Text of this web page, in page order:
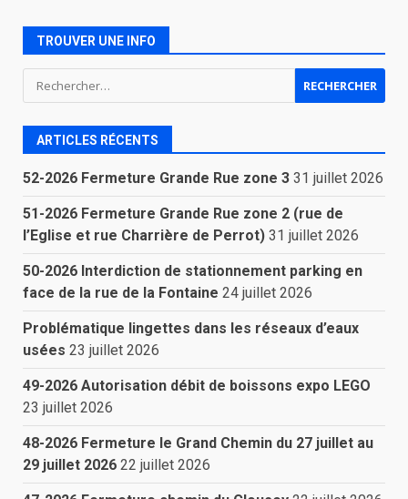
TROUVER UNE INFO
Rechercher :
ARTICLES RÉCENTS
52-2026 Fermeture Grande Rue zone 3 31 juillet 2026
51-2026 Fermeture Grande Rue zone 2 (rue de
l’Eglise et rue Charrière de Perrot) 31 juillet 2026
50-2026 Interdiction de stationnement parking en
face de la rue de la Fontaine 24 juillet 2026
Problématique lingettes dans les réseaux d’eaux
usées 23 juillet 2026
49-2026 Autorisation débit de boissons expo LEGO
23 juillet 2026
48-2026 Fermeture le Grand Chemin du 27 juillet au
29 juillet 2026 22 juillet 2026